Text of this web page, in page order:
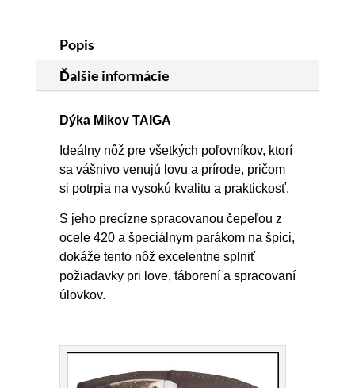
Popis
Ďalšie informácie
Dýka Mikov TAIGA
Ideálny nôž pre všetkých poľovníkov, ktorí
sa vášnivo venujú lovu a prírode, pričom
si potrpia na vysokú kvalitu a praktickosť.
S jeho precízne spracovanou čepeľou z
ocele 420 a špeciálnym parákom na špici,
dokáže tento nôž excelentne splniť
požiadavky pri love, táborení a spracovaní
úlovkov.